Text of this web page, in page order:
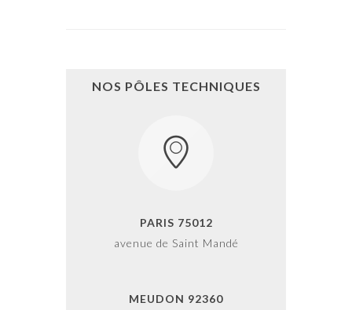
NOS PÔLES TECHNIQUES
PARIS 75012
avenue de Saint Mandé
MEUDON 92360